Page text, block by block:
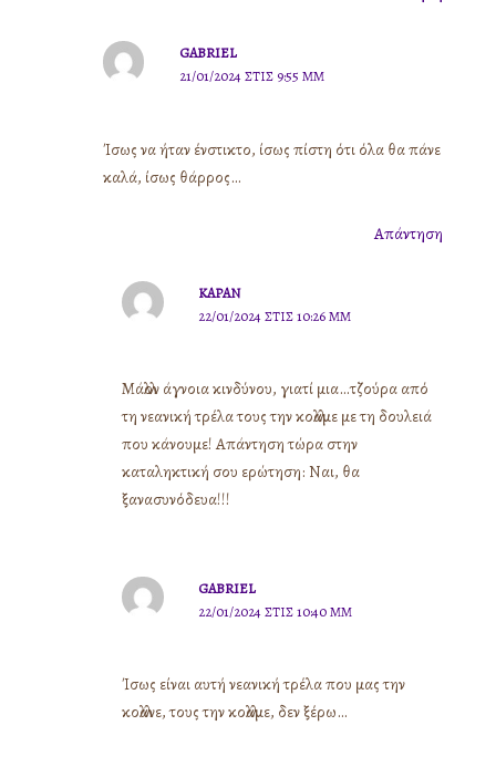
GABRIEL
21/01/2024 ΣΤΙΣ 9:55 ΜΜ
Ίσως να ήταν ένστικτο, ίσως πίστη ότι όλα θα πάνε
καλά, ίσως θάρρος…
Απάντηση
ΚΑΡΑΝ
22/01/2024 ΣΤΙΣ 10:26 ΜΜ
Μάλλον άγνοια κινδύνου, γιατί μια…τζούρα από
τη νεανική τρέλα τους την κολλάμε με τη δουλειά
που κάνουμε! Απάντηση τώρα στην
καταληκτική σου ερώτηση: Ναι, θα
ξανασυνόδευα!!!
GABRIEL
22/01/2024 ΣΤΙΣ 10:40 ΜΜ
Ίσως είναι αυτή νεανική τρέλα που μας την
κολλάνε, τους την κολλάμε, δεν ξέρω…